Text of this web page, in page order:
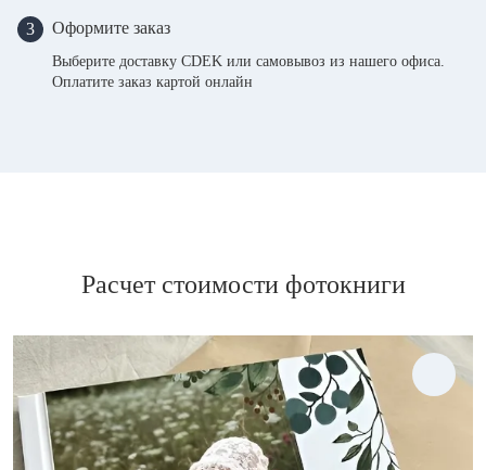
3 Оформите заказ
Выберите доставку CDEK или самовывоз из нашего офиса.
Оплатите заказ картой онлайн
Расчет стоимости фотокниги